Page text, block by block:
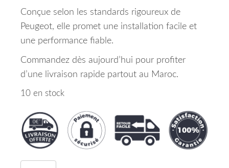
Conçue selon les standards rigoureux de
Peugeot, elle promet une installation facile et
une performance fiable.
Commandez dès aujourd’hui pour profiter
d’une livraison rapide partout au Maroc.
10 en stock